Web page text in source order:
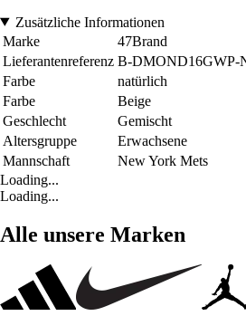
Zusätzliche Informationen
Marke
47Brand
Lieferantenreferenz B-DMOND16GWP-
Farbe
natürlich
Farbe
Beige
Geschlecht
Gemischt
Altersgruppe
Erwachsene
Mannschaft
New York Mets
Loading...
Loading...
Alle unsere Marken